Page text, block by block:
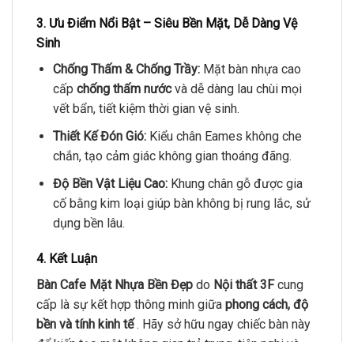
3. Ưu Điểm Nổi Bật – Siêu Bền Mặt, Dễ Dàng Vệ
Sinh
Chống Thấm & Chống Trầy:Mặt bàn nhựa cao
cấp chống thấm nướcvà dễ dàng lau chùi mọi
vết bẩn, tiết kiệm thời gian vệ sinh.
Thiết Kế Đón Gió:Kiểu chân Eames không che
chắn, tạo cảm giác không gian thoáng đãng.
Độ Bền Vật Liệu Cao:Khung chân gỗ được gia
cố bằng kim loại giúp bàn không bị rung lắc, sử
dụng bền lâu.
4. Kết Luận
Bàn Cafe Mặt Nhựa Bền Đẹp do Nội thất 3Fcung
cấp là sự kết hợp thông minh giữa phong cách, độ
bền và tính kinh tế. Hãy sở hữu ngay chiếc bàn này